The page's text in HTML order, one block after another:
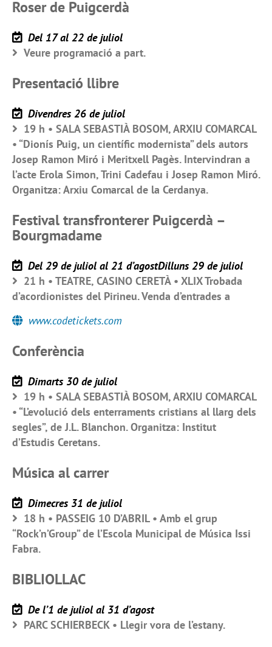
Roser de Puigcerdà
Del 17 al 22 de juliol
Veure programació a part.
Presentació llibre
Divendres 26 de juliol
19 h • SALA SEBASTIÀ BOSOM, ARXIU COMARCAL
• “Dionís Puig, un científic modernista” dels autors
Josep Ramon Miró i Meritxell Pagès. Intervindran a
l’acte Erola Simon, Trini Cadefau i Josep Ramon Miró.
Organitza: Arxiu Comarcal de la Cerdanya.
Festival transfronterer Puigcerdà –
Bourgmadame
Del 29 de juliol al 21 d’agostDilluns 29 de juliol
21 h • TEATRE, CASINO CERETÀ • XLIX Trobada
d’acordionistes del Pirineu. Venda d’entrades a
www.codetickets.com
Conferència
Dimarts 30 de juliol
19 h • SALA SEBASTIÀ BOSOM, ARXIU COMARCAL
• “L’evolució dels enterraments cristians al llarg dels
segles”, de J.L. Blanchon. Organitza: Institut
d’Estudis Ceretans.
Música al carrer
Dimecres 31 de juliol
18 h • PASSEIG 10 D’ABRIL • Amb el grup
“Rock’n’Group” de l’Escola Municipal de Música Issi
Fabra.
BIBLIOLLAC
De l’1 de juliol al 31 d’agost
PARC SCHIERBECK • Llegir vora de l’estany.